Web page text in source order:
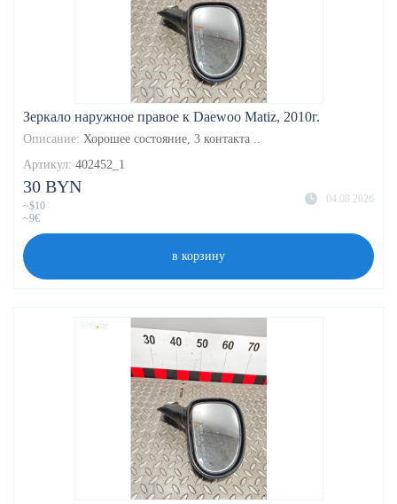
Зеркало наружное правое к Daewoo Matiz, 2010г.
Описание: Хорошее состояние, 3 контакта ..
Артикул: 402452_1
04.08.2026
30 BYN
~$10
~9€
в корзину